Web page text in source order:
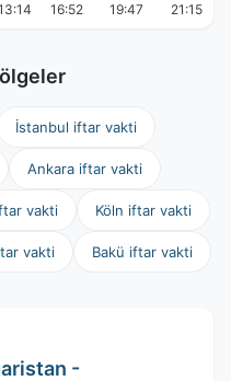
16:52 19:47 21:15
İstanbul iftar vakti
Ankara iftar vakti
vakti Köln iftar vakti
vakti Bakü iftar vakti
-